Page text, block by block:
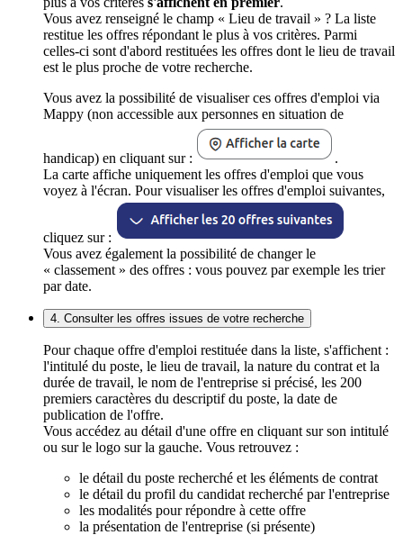
Vous avez renseigné le champ « Lieu de travail » ? La liste
restitue les offres répondant le plus à vos critères. Parmi
celles-ci sont d'abord restituées les offres dont le lieu de travail
est le plus proche de votre recherche.
Vous avez la possibilité de visualiser ces offres d'emploi via
Mappy (non accessible aux personnes en situation de
handicap) en cliquant sur :
.
La carte affiche uniquement les offres d'emploi que vous
voyez à l'écran. Pour visualiser les offres d'emploi suivantes,
cliquez sur :
Vous avez également la possibilité de changer le
« classement » des offres : vous pouvez par exemple les trier
par date.
4. Consulter les offres issues de votre recherche
Pour chaque offre d'emploi restituée dans la liste, s'affichent :
l'intitulé du poste, le lieu de travail, la nature du contrat et la
durée de travail, le nom de l'entreprise si précisé, les 200
premiers caractères du descriptif du poste, la date de
publication de l'offre.
Vous accédez au détail d'une offre en cliquant sur son intitulé
ou sur le logo sur la gauche. Vous retrouvez :
le détail du poste recherché et les éléments de contrat
le détail du profil du candidat recherché par l'entreprise
les modalités pour répondre à cette offre
la présentation de l'entreprise (si présente)